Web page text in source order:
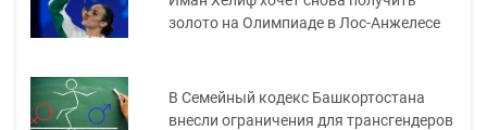
золото на Олимпиаде в Лос-Анжелесе
В Семейный кодекс Башкортостана
внесли ограничения для трансгендеров